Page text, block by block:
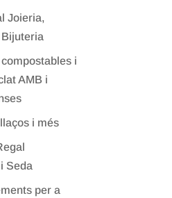
Joieria,
i
AMB i
i més
Seda
per a